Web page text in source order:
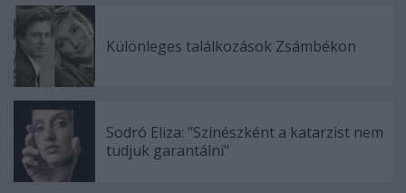
Különleges találkozások Zsámbékon
Sodró Eliza: "Színészként a katarzist nem
tudjuk garantálni"